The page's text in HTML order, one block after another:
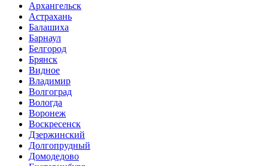
Архангельск
Астрахань
Балашиха
Барнаул
Белгород
Брянск
Видное
Владимир
Волгоград
Вологда
Воронеж
Воскресенск
Дзержинский
Долгопрудный
Домодедово